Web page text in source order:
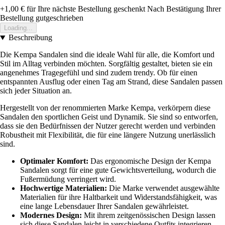
+1,00 € für Ihre nächste Bestellung geschenkt Nach Bestätigung Ihrer
Bestellung gutgeschrieben
Loading...
Beschreibung
Die Kempa Sandalen sind die ideale Wahl für alle, die Komfort und
Stil im Alltag verbinden möchten. Sorgfältig gestaltet, bieten sie ein
angenehmes Tragegefühl und sind zudem trendy. Ob für einen
entspannten Ausflug oder einen Tag am Strand, diese Sandalen passen
sich jeder Situation an.
Hergestellt von der renommierten Marke Kempa, verkörpern diese
Sandalen den sportlichen Geist und Dynamik. Sie sind so entworfen,
dass sie den Bedürfnissen der Nutzer gerecht werden und verbinden
Robustheit mit Flexibilität, die für eine längere Nutzung unerlässlich
sind.
Optimaler Komfort: Das ergonomische Design der Kempa
Sandalen sorgt für eine gute Gewichtsverteilung, wodurch die
Fußermüdung verringert wird.
Hochwertige Materialien: Die Marke verwendet ausgewählte
Materialien für ihre Haltbarkeit und Widerstandsfähigkeit, was
eine lange Lebensdauer Ihrer Sandalen gewährleistet.
Modernes Design: Mit ihrem zeitgenössischen Design lassen